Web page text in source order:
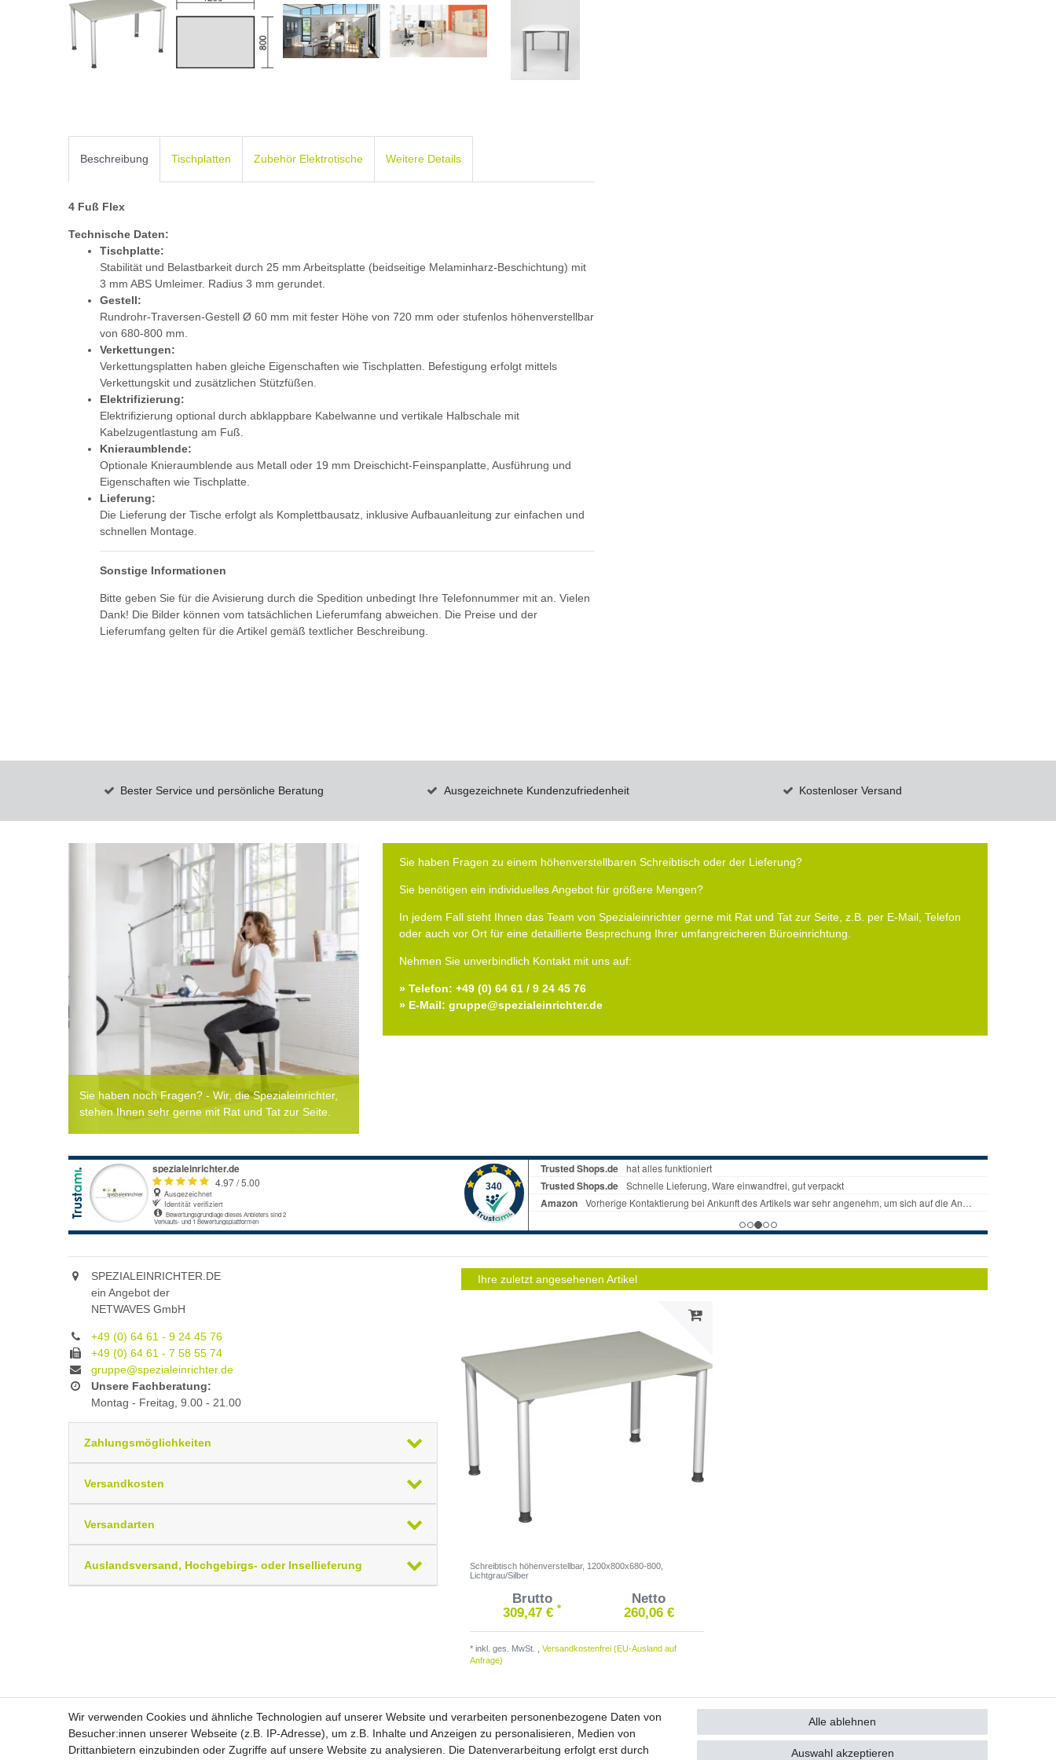
Beschreibung Tischplatten Zubehör Elektrotische Weitere Details
4 Fuß Flex
Technische Daten:
Tischplatte:
Stabilität und Belastbarkeit durch 25 mm Arbeitsplatte (beidseitige Melaminharz-Beschichtung) mit
3 mm ABS Umleimer. Radius 3 mm gerundet.
Gestell:
Rundrohr-Traversen-Gestell Ø 60 mm mit fester Höhe von 720 mm oder stufenlos höhenverstellbar
von 680-800 mm.
Verkettungen:
Verkettungsplatten haben gleiche Eigenschaften wie Tischplatten. Befestigung erfolgt mittels
Verkettungskit und zusätzlichen Stützfüßen.
Elektrifizierung:
Elektrifizierung optional durch abklappbare Kabelwanne und vertikale Halbschale mit
Kabelzugentlastung am Fuß.
Knieraumblende:
Optionale Knieraumblende aus Metall oder 19 mm Dreischicht-Feinspanplatte, Ausführung und
Eigenschaften wie Tischplatte.
Lieferung:
Die Lieferung der Tische erfolgt als Komplettbausatz, inklusive Aufbauanleitung zur einfachen und
schnellen Montage.
Sonstige Informationen
Bitte geben Sie für die Avisierung durch die Spedition unbedingt Ihre Telefonnummer mit an. Vielen
Dank! Die Bilder können vom tatsächlichen Lieferumfang abweichen. Die Preise und der
Lieferumfang gelten für die Artikel gemäß textlicher Beschreibung.
Bester Service und persönliche Beratung Ausgezeichnete Kundenzufriedenheit Kostenloser Versand
Sie haben noch Fragen? - Wir, die Spezialeinrichter,
stehen Ihnen sehr gerne mit Rat und Tat zur Seite.
Sie haben Fragen zu einem höhenverstellbaren Schreibtisch oder der Lieferung?
Sie benötigen ein individuelles Angebot für größere Mengen?
In jedem Fall steht Ihnen das Team von Spezialeinrichter gerne mit Rat und Tat zur Seite, z.B. per E-Mail, Telefon
oder auch vor Ort für eine detaillierte Besprechung Ihrer umfangreicheren Büroeinrichtung.
Nehmen Sie unverbindlich Kontakt mit uns auf:
» Telefon: +49 (0) 64 61 / 9 24 45 76
» E-Mail: gruppe@spezialeinrichter.de
SPEZIALEINRICHTER.DE
ein Angebot der
NETWAVES GmbH
+49 (0) 64 61 - 9 24 45 76
+49 (0) 64 61 - 7 58 55 74
gruppe@spezialeinrichter.de
Unsere Fachberatung:
Montag - Freitag, 9.00 - 21.00
Zahlungsmöglichkeiten
Versandkosten
Versandarten
Auslandsversand, Hochgebirgs- oder Insellieferung
Ihre zuletzt angesehenen Artikel
Schreibtisch höhenverstellbar, 1200x800x680-800,
Lichtgrau/Silber
Brutto
Netto
309,47 €* 260,06 €
*inkl. ges. MwSt. ,Versandkostenfrei (EU-Ausland auf
Anfrage)
Widerrufs­recht Widerrufs­formular Impressum Daten­schutz­erklärung
Wir verwenden Cookies und ähnliche Technologien auf unserer Website und verarbeiten personenbezogene Daten von
Besucher:innen unserer Webseite (z.B. IP-Adresse), um z.B. Inhalte und Anzeigen zu personalisieren, Medien von
Drittanbietern einzubinden oder Zugriffe auf unsere Website zu analysieren. Die Datenverarbeitung erfolgt erst durch
Alle ablehnen
Auswahl akzeptieren